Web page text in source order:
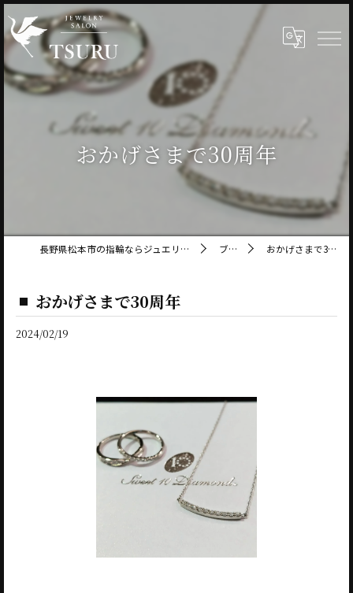
おかげさまで30周年
長野県松本市の指輪ならジュエリーサロン鶴 ブログ おかげさまで30周年
おかげさまで30周年
2024/02/19